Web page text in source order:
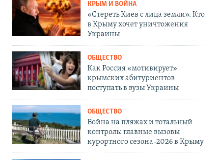
КРЫМ И ВОЙНА
«Стереть Киев с лица земли». Кто
в Крыму хочет уничтожения
Украины
ОБЩЕСТВО
Как Россия «мотивирует»
крымских абитуриентов
поступать в вузы Украины
ОБЩЕСТВО
Война на пляжах и тотальный
контроль: главные вызовы
курортного сезона-2026 в Крыму